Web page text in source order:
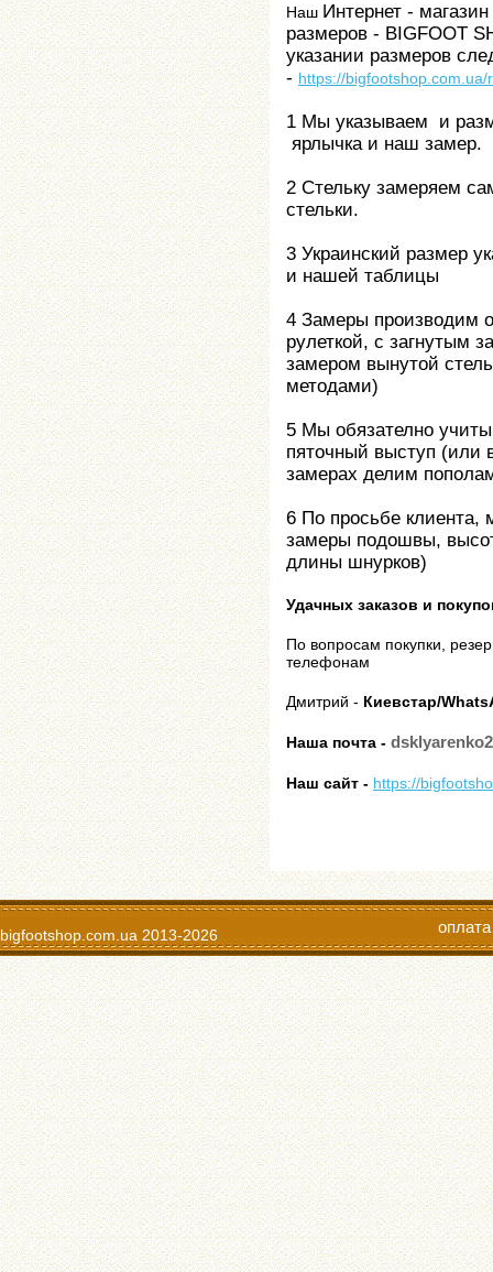
Наш Интернет -
размеров - BIGFOOT
указании размеров
- https://bigfootshop.com.ua/
1 Мы указываем и
ярлычка и наш замер.
2 Стельку замеряем
стельки.
3 Украинский размер
и нашей таблицы
4 Замеры производим
рулеткой, с загнутым
замером вынутой
методами)
5 Мы обязателно
пяточный выступ (или
замерах делим
6 По просьбе клиента,
замеры подошвы,
длины шнурков)
Удачных заказов и
По вопросам покупки,
телефонам
Дмитрий - Киевстар/
Наша почта -
Наш сайт - https://
bigfootshop.com.ua 2013-2026 оплата